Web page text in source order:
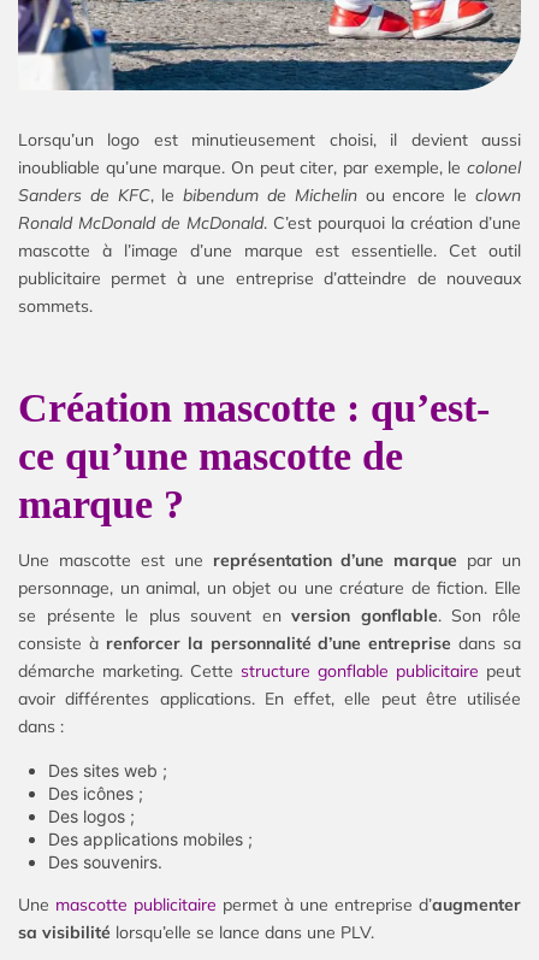
Lorsqu’un logo est minutieusement choisi, il devient aussi
inoubliable qu’une marque. On peut citer, par exemple, le colonel
Sanders de KFC, lebibendum de Michelinou encore leclown
Ronald McDonald de McDonald. C’est pourquoi la création d’une
mascotte à l’image d’une marque est essentielle. Cet outil
publicitaire permet à une entreprise d’atteindre de nouveaux
sommets.
Création mascotte : qu’est-
ce qu’une mascotte de
marque ?
Une mascotte est une représentation d’une marque par un
personnage, un animal, un objet ou une créature de fiction. Elle
se présente le plus souvent enversion gonflable. Son rôle
consiste à renforcer la personnalité d’une entreprise dans sa
démarche marketing. Cette structure gonflable publicitaire peut
avoir différentes applications. En effet, elle peut être utilisée
dans :
Des sites web ;
Des icônes ;
Des logos ;
Des applications mobiles ;
Des souvenirs.
Une mascotte publicitaire permet à une entreprise d’augmenter
sa visibilité lorsqu’elle se lance dans une PLV.